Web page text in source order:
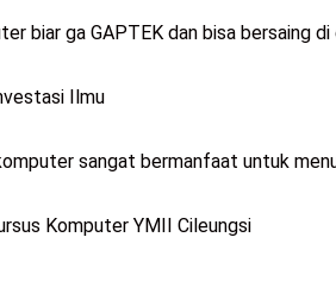
biar ga GAPTEK dan bisa bersaing di
Ilmu
sangat bermanfaat untuk
Komputer YMII Cileungsi